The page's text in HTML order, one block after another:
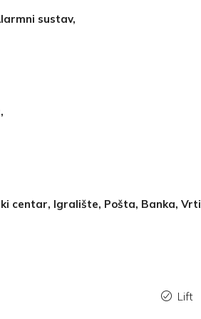
sustav,
centar, Igralište, Pošta, Banka,
Lift